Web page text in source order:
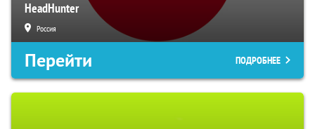
HeadHunter
Россия
Перейти ПОДРОБНЕЕ